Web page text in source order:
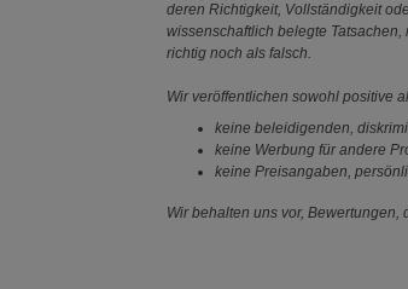
deren Richtigkeit, Vollständigkeit
wissenschaftlich belegte
richtig noch als falsch.
Wir veröffentlichen sowohl positive
keine beleidigenden,
keine Werbung für andere
keine Preisangaben,
Wir behalten uns vor,